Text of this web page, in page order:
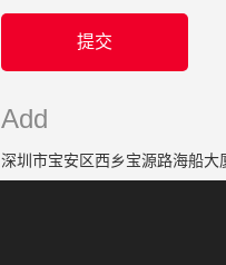
Add
深圳市宝安区西乡宝源路海船大